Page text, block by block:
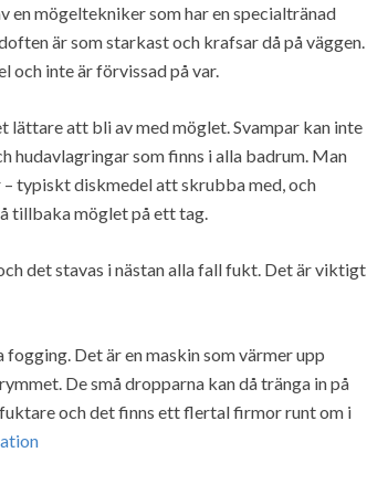
en mögeltekniker som har en specialtränad
är som starkast och krafsar då på väggen.
och inte är förvissad på var.
lättare att bli av med möglet. Svampar kan inte
hudavlagringar som finns i alla badrum. Man
typiskt diskmedel att skrubba med, och
tillbaka möglet på ett tag.
det stavas i nästan alla fall fukt. Det är viktigt
Det är en maskin som värmer upp
De små dropparna kan då tränga in på
och det finns ett flertal firmor runt om i